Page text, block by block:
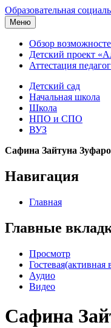
Образовательная
Меню
Обзор
Детский проект
Аттестация
Детский сад
Начальная школа
Школа
НПО и СПО
ВУЗ
Сафина Зайтуна
Навигация
Главная
Главные
Просмотр
Гостевая(активная
Аудио
Видео
Сафина